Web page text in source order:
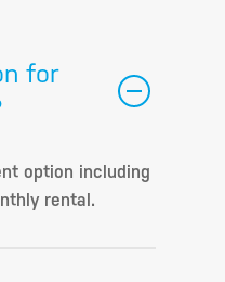
for
option including
rental.